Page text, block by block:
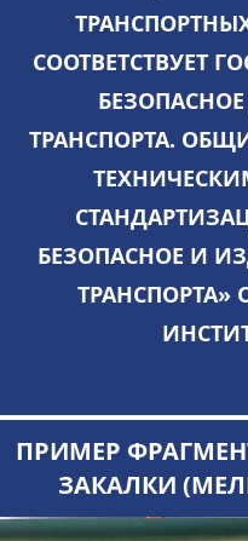
СООТВЕТСТВУЕТ
ТРАНСПОРТА.
БЕЗОПАСНОЕ И
ТРАНСПОРТА»
ПРИМЕР
ЗАКАЛКИ